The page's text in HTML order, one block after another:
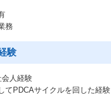
務
験
会人経験
てPDCAサイクルを回した経験